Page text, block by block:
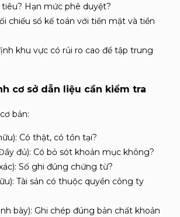
Hạn mức phê duyệt?
chiếu sổ kế toán với tiền mặt và tiền
khu vực có rủi ro cao để tập trung
cơ sở dẫn liệu cần kiểm tra
bản:
Có thật, có tồn tại?
đủ): Có bỏ sót khoản mục không?
Số ghi đúng chứng từ?
Tài sản có thuộc quyền công ty
bày): Ghi chép đúng bản chất khoản